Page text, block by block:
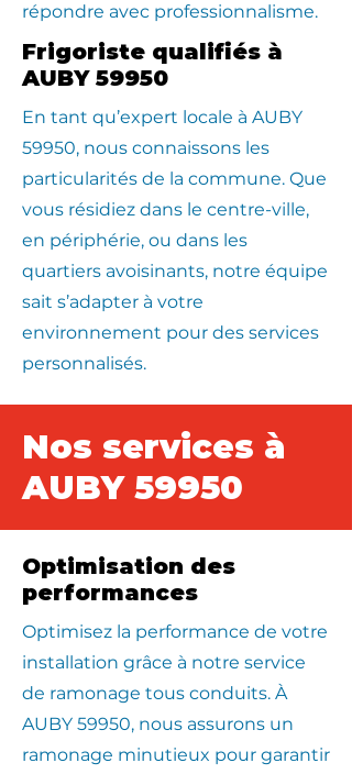
répondre avec professionnalisme.
Frigoriste qualifiés à
AUBY 59950
En tant qu’expert locale à AUBY
59950, nous connaissons les
particularités de la commune. Que
vous résidiez dans le centre-ville,
en périphérie, ou dans les
quartiers avoisinants, notre équipe
sait s’adapter à votre
environnement pour des services
personnalisés.
Nos services à
AUBY 59950
Optimisation des
performances
Optimisez la performance de votre
installation grâce à notre service
de ramonage tous conduits. À
AUBY 59950, nous assurons un
ramonage minutieux pour garantir